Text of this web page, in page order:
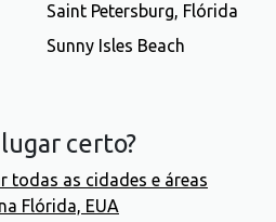
Saint Petersburg, Flórida
Sunny Isles Beach
certo?
todas as cidades e áreas
Flórida, EUA